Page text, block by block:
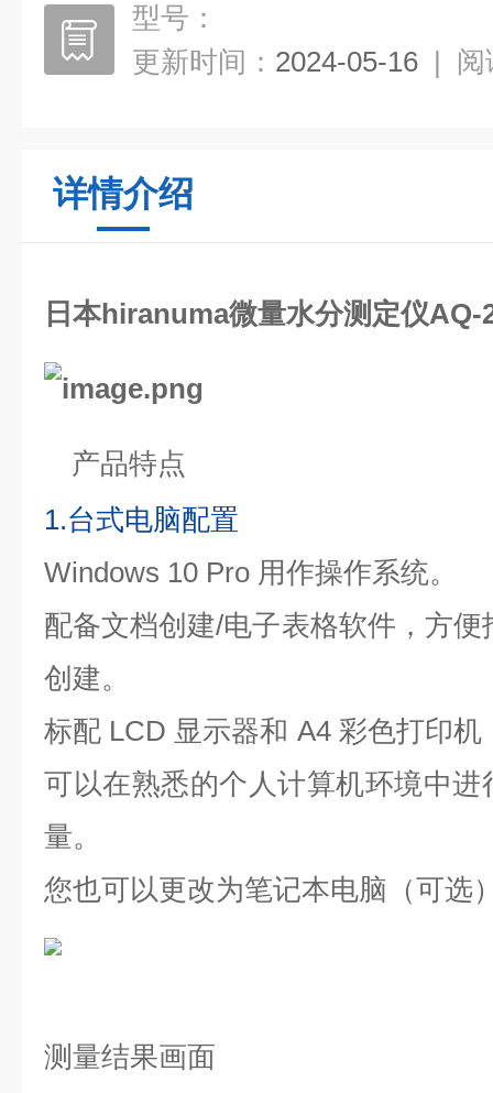
型号：
更新时间： 2024-05-16 | 阅
详情介绍
日本hiranuma微量水分测定仪AQ-
产品特点
1.台式电脑配置
Windows 10 Pro 用作操作系统。
配备文档创建/电子表格软件，方便
创建。
标配 LCD 显示器和 A4 彩色打印机
可以在熟悉的个人计算机环境中进
量。
您也可以更改为笔记本电脑（可选
测量结果画面